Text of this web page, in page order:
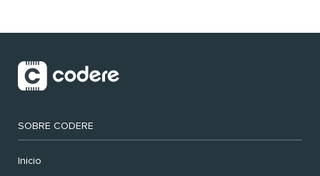
SOBRE CODERE
Inicio